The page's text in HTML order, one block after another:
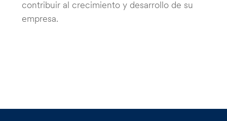
contribuir al crecimiento y desarrollo de su
empresa.